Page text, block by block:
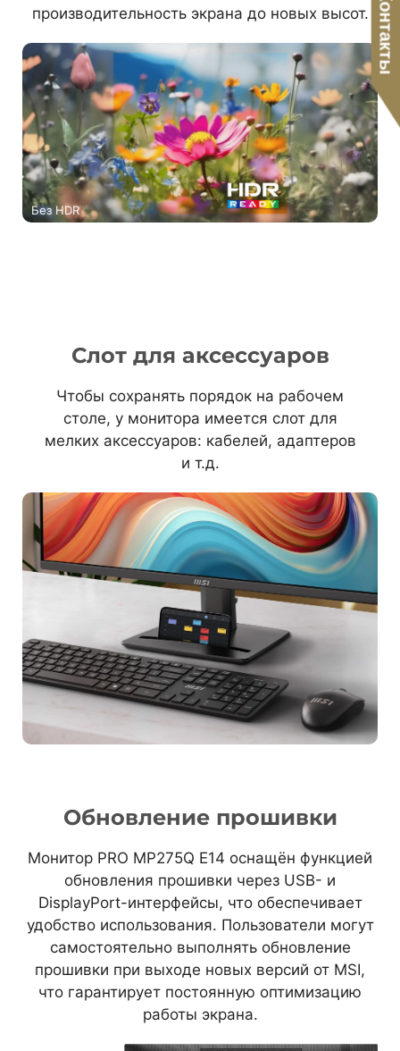
производительность экрана до новых высот.
Без HDR
Слот для аксессуаров
Чтобы сохранять порядок на рабочем
столе, у монитора имеется слот для
мелких аксессуаров: кабелей, адаптеров
и т.д.
Обновление прошивки
Монитор PRO MP275Q E14 оснащён функцией
обновления прошивки через USB- и
DisplayPort-интерфейсы, что обеспечивает
удобство использования. Пользователи могут
самостоятельно выполнять обновление
прошивки при выходе новых версий от MSI,
что гарантирует постоянную оптимизацию
работы экрана.
Контакты